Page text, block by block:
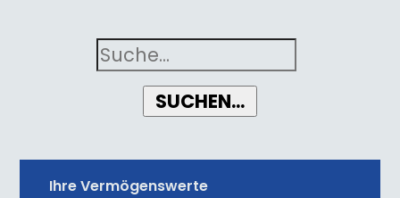
SUCHEN...
Ihre Vermögenswerte